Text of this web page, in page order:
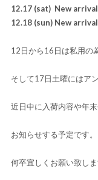
12.17 (sat) New arrival
12.18 (sun) New arrival
12日から16日は私用の
そして17日土曜にはア
近日中に入荷内容や年
お知らせする予定です。
何卒宜しくお願い致しま